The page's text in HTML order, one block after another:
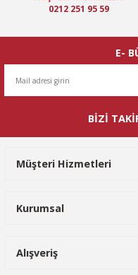
Ürün fiyatı diğer sitelerden
0212 251 95 59
E-
BİZİ
Müşteri Hizmetleri
Kurumsal
Alışveriş